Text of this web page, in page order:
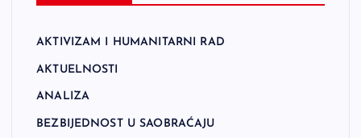
AKTIVIZAM I HUMANITARNI RAD
AKTUELNOSTI
ANALIZA
BEZBIJEDNOST U SAOBRAĆAJU